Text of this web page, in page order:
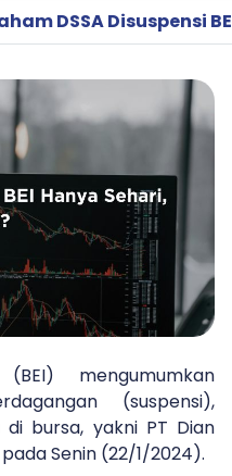
DSSA Disuspensi
mengumumkan
(suspensi),
bursa, yakni PT Dian
pada Senin (22/1/2024).